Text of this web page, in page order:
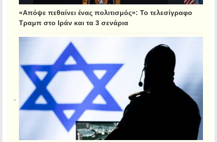
«Απόψε πεθαίνει ένας πολιτισμός»: Το τελεσίγραφο
Τραμπ στο Ιράν και τα 3 σενάρια